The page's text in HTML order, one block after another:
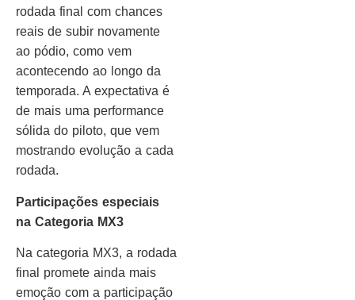
rodada final com chances
reais de subir novamente
ao pódio, como vem
acontecendo ao longo da
temporada. A expectativa é
de mais uma performance
sólida do piloto, que vem
mostrando evolução a cada
rodada.
Participações especiais
na Categoria MX3
Na categoria MX3, a rodada
final promete ainda mais
emoção com a participação